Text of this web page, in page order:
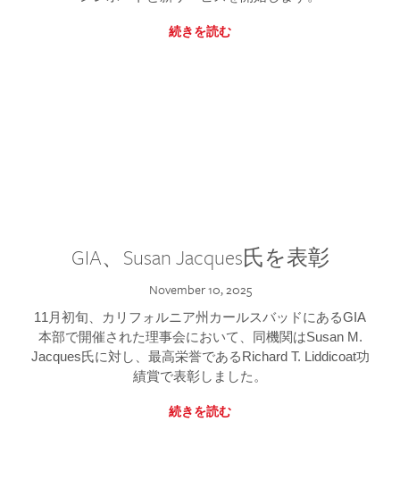
続きを読む
GIA、Susan Jacques氏を表彰
November 10, 2025
11月初旬、カリフォルニア州カールスバッドにあるGIA
本部で開催された理事会において、同機関はSusan M.
Jacques氏に対し、最高栄誉であるRichard T. Liddicoat功
績賞で表彰しました。
続きを読む